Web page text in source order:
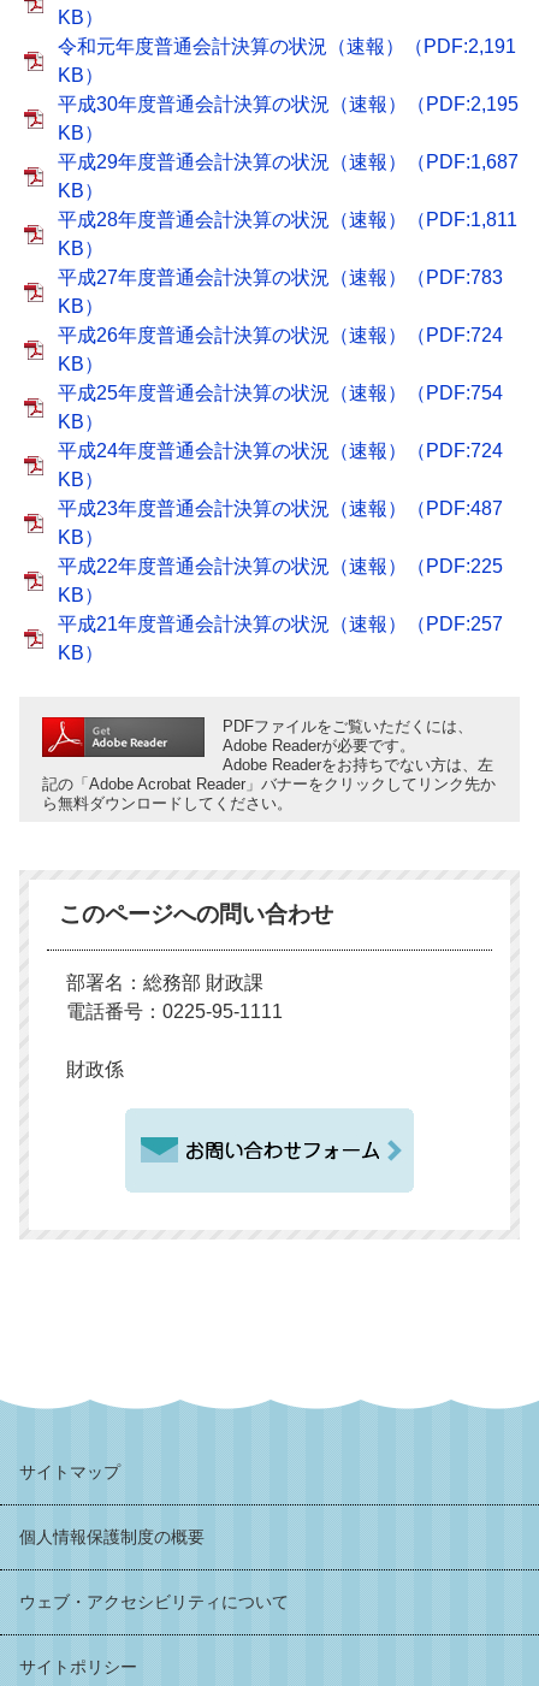
KB）
令和元年度普通会計決算の状況（速報）（PDF:2,191
KB）
平成30年度普通会計決算の状況（速報）（PDF:2,195
KB）
平成29年度普通会計決算の状況（速報）（PDF:1,687
KB）
平成28年度普通会計決算の状況（速報）（PDF:1,811
KB）
平成27年度普通会計決算の状況（速報）（PDF:783
KB）
平成26年度普通会計決算の状況（速報）（PDF:724
KB）
平成25年度普通会計決算の状況（速報）（PDF:754
KB）
平成24年度普通会計決算の状況（速報）（PDF:724
KB）
平成23年度普通会計決算の状況（速報）（PDF:487
KB）
平成22年度普通会計決算の状況（速報）（PDF:225
KB）
平成21年度普通会計決算の状況（速報）（PDF:257
KB）
PDFファイルをご覧いただくには、
Adobe Readerが必要です。
Adobe Readerをお持ちでない方は、左
記の「Adobe Acrobat Reader」バナーをクリックしてリンク先か
ら無料ダウンロードしてください。
このページへの問い合わせ
部署名：総務部 財政課
電話番号：0225-95-1111
財政係
サイトマップ
個人情報保護制度の概要
ウェブ・アクセシビリティについて
サイトポリシー